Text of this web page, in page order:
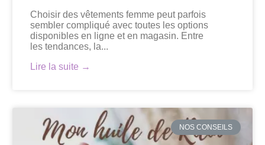
Choisir des vêtements femme peut parfois
sembler compliqué avec toutes les options
disponibles en ligne et en magasin. Entre
les tendances, la...
Lire la suite →
NOS CONSEILS